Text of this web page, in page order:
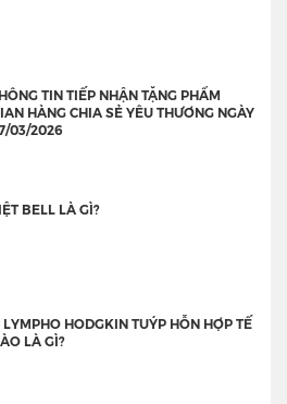
TIN TIẾP NHẬN TẶNG PHẨM
HÀNG CHIA SẺ YÊU THƯƠNG NGÀY
03/2026
BELL LÀ GÌ?
LYMPHO HODGKIN TUÝP HỖN HỢP TẾ
LÀ GÌ?